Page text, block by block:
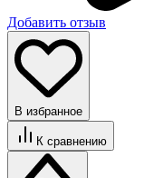
Добавить отзыв
В избранное
К сравнению